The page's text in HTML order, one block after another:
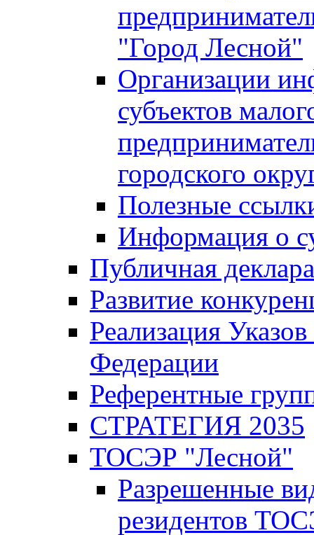
"Город Лесной"
Организации
субъектов
городского
Полезные
Информация о
Публичная
Развитие
Реализация
Федерации
Референтные
СТРАТЕГИЯ 2035
ТОСЭР "Лесной"
Разрешенные
резидентов